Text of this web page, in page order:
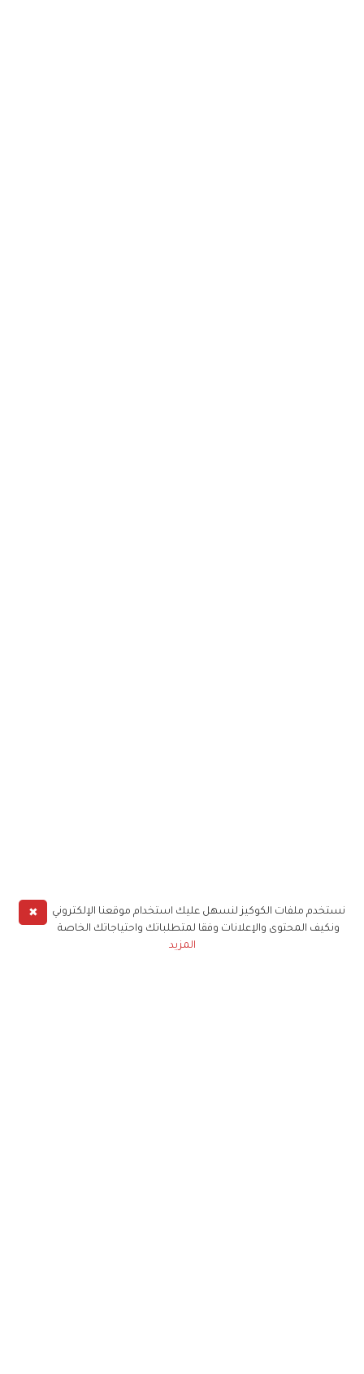
✖
نستخدم ملفات الكوكيز لنسهل عليك استخدام موقعنا الإلكتروني
ونكيف المحتوى والإعلانات وفقا لمتطلباتك واحتياجاتك الخاصة
المزيد